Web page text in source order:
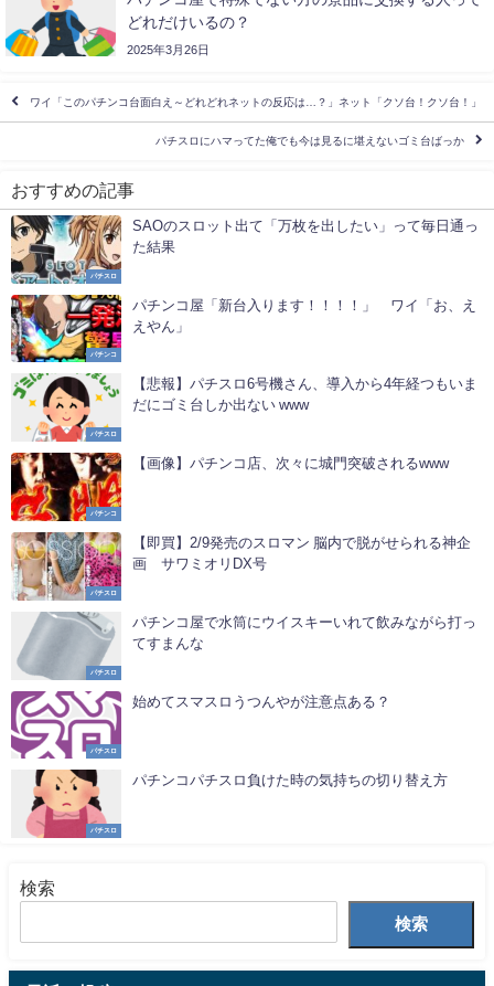
どれだけいるの？
2025年3月26日
ワイ「このパチンコ台面白え～どれどれネットの反応は…？」ネット「クソ台！クソ台！」
パチスロにハマってた俺でも今は見るに堪えないゴミ台ばっか
おすすめの記事
パチスロ
SAOのスロット出て「万枚を出したい」って毎日通っ
た結果
パチンコ
パチンコ屋「新台入ります！！！！」 ワイ「お、え
えやん」
パチスロ
【悲報】パチスロ6号機さん、導入から4年経つもいま
だにゴミ台しか出ない www
パチンコ
【画像】パチンコ店、次々に城門突破されるwww
パチスロ
【即買】2/9発売のスロマン 脳内で脱がせられる神企
画 サワミオリDX号
パチスロ
パチンコ屋で水筒にウイスキーいれて飲みながら打っ
てすまんな
パチスロ
始めてスマスロうつんやが注意点ある？
パチスロ
パチンコパチスロ負けた時の気持ちの切り替え方
検索
検索